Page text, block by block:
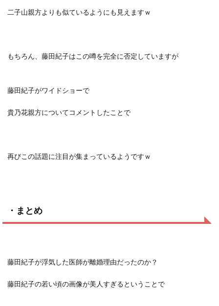
二子山親方よりも似ているようにも見えますｗ
もちろん、 藤田紀子はこの噂を完全に否定 していますが
藤田紀子がワイドショーで
貴乃花親方についてコメントしたことで
再びこの話題に注目が集まっているようですｗ
・まとめ
藤田紀子が浮気した医師が離婚理由だったのか？
藤田紀子の若い頃の画像が美人すぎるということで